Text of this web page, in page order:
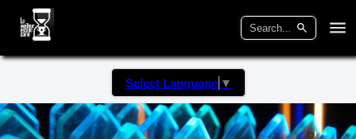
Select Language ▼